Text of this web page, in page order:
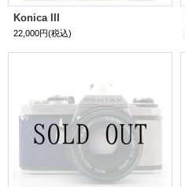
Konica III
22,000円(税込)